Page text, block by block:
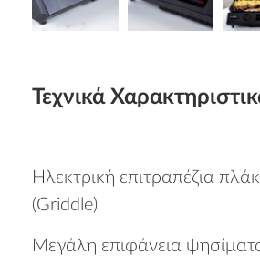
Τεχνικά
Ηλεκτρική επιτραπέζια
(Griddle)
Μεγάλη επιφάνεια